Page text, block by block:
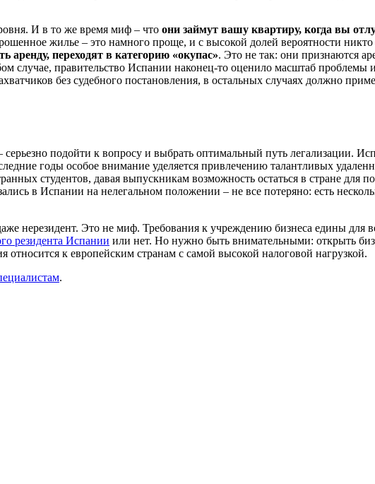
И в то же время миф – что они займут вашу квартиру, когда вы
жилье – это намного проще, и с высокой долей вероятности никто
аренду, переходят в категорию «окупас». Это не так: они признаются
случае, правительство Испании наконец-то оценило масштаб проблемы
без судебного постановления, в остальных случаях должно
подойти к вопросу и выбрать оптимальный путь легализации.
годы особое внимание уделяется привлечению талантливых
студентов, давая выпускникам возможность остаться в стране для
в Испании на нелегальном положении – не все потеряно: есть
нерезидент. Это не миф. Требования к учреждению бизнеса едины для
резидента Испании или нет. Но нужно быть внимательными: открыть
к европейским странам с самой высокой налоговой нагрузкой.
.